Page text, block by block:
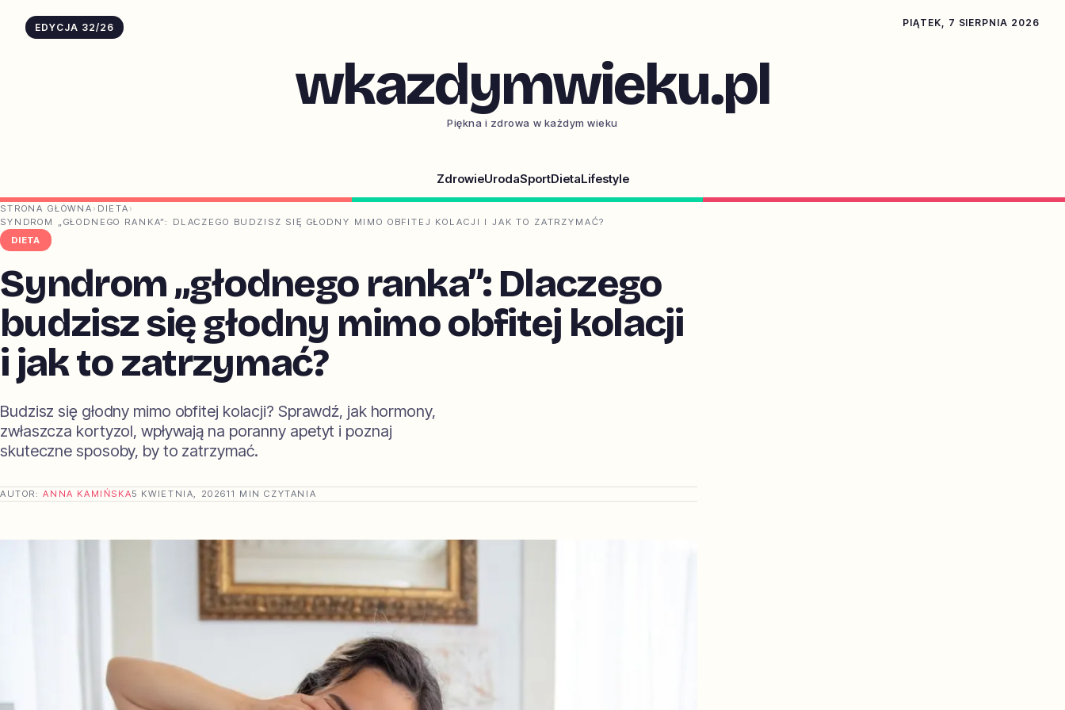
EDYCJA 32/26 PIĄTEK, 7 SIERPNIA 2026
wkazdymwieku.pl
Piękna i zdrowa w każdym wieku
ZdrowieUrodaSportDietaLifestyle
STRONA GŁÓWNA › DIETA ›
SYNDROM „GŁODNEGO RANKA”: DLACZEGO BUDZISZ SIĘ GŁODNY MIMO OBFITEJ KOLACJI I JAK TO ZATRZYMAĆ?
DIETA
Syndrom „głodnego ranka”: Dlaczego
budzisz się głodny mimo obfitej kolacji
i jak to zatrzymać?
Budzisz się głodny mimo obfitej kolacji? Sprawdź, jak hormony,
zwłaszcza kortyzol, wpływają na poranny apetyt i poznaj
skuteczne sposoby, by to zatrzymać.
AUTOR:ANNA KAMIŃSKA5 KWIETNIA, 202611 MIN CZYTANIA